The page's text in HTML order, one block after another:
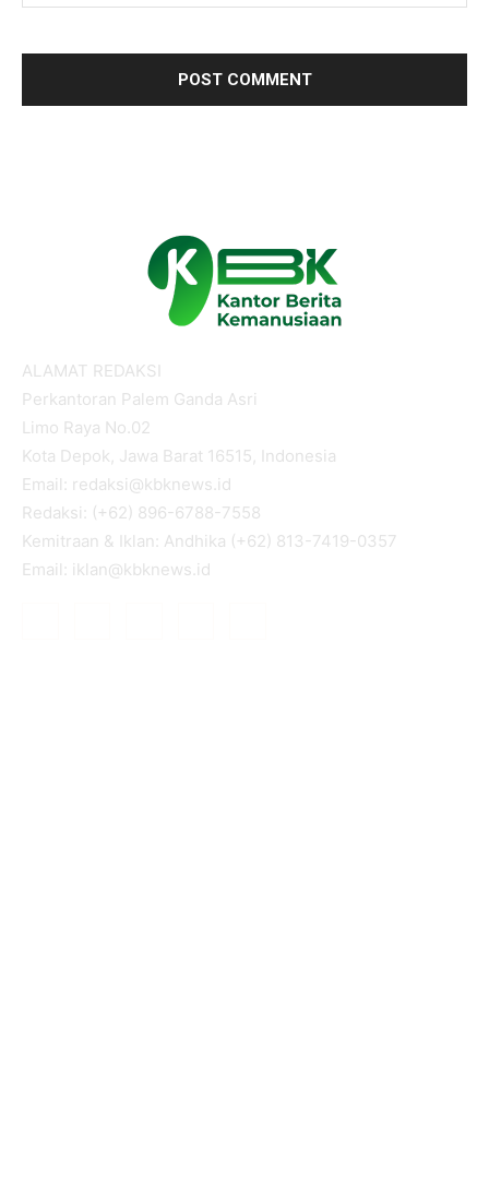
ALAMAT REDAKSI
Perkantoran Palem Ganda Asri
Limo Raya No.02
Kota Depok, Jawa Barat 16515, Indonesia
Email: redaksi@kbknews.id
Redaksi: (+62) 896-6788-7558
Kemitraan & Iklan: Andhika (+62) 813-7419-0357
Email: iklan@kbknews.id